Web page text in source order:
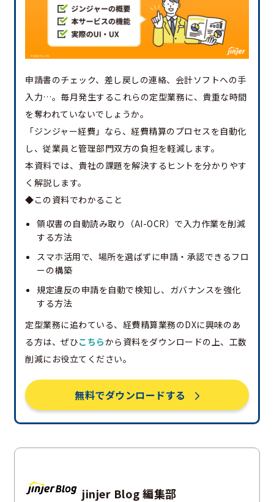
申請書のチェック、差し戻しの連絡、会計ソフトへの手
入力…。毎月発生するこれらの定型業務に、貴重な時間
を奪われていないでしょうか。
「ジンジャー経費」なら、経費精算のプロセスを自動化
し、従業員と管理部門双方の負担を軽減します。
本資料では、貴社の課題を解決するヒントを分かりやす
く解説します。
◆この資料でわかること
領収書の自動読み取り（AI-OCR）で入力作業を削減
する方法
スマホ活用で、場所を選ばずに申請・承認できるフロ
ーの構築
規定違反の申請を自動で検知し、ガバナンスを強化
する方法
定型業務に追わている、経費精算業務のDXに興味のあ
る方は、ぜひこちらから資料をダウンロードの上、工数
削減にお役立てください。
無料でダウンロードする
jinjer Blog 編集部